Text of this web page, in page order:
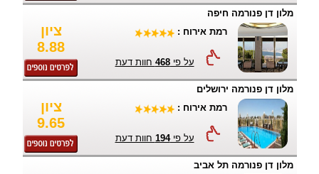
מלון דן פנורמה חיפה
ציון
8.88
רמת אירוח :
על פי468 חוות דעת
מלון דן פנורמה ירושלים
ציון
9.65
רמת אירוח :
על פי194 חוות דעת
מלון דן פנורמה תל אביב